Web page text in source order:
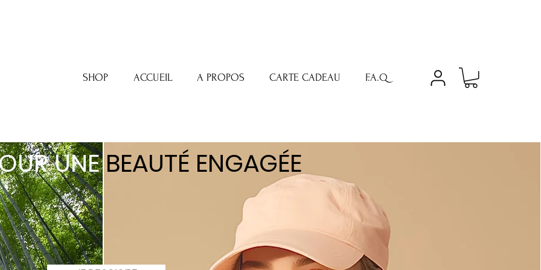
SHOP ACCUEIL A PROPOS CARTE CADEAU F.A.Q
UNEBEAUTÉ ENGAGÉE